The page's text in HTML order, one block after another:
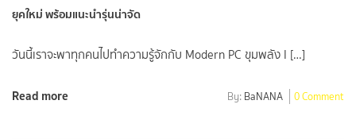
ยุคใหม่ พร้อมแนะนำรุ่นน่าจัด
วันนี้เราจะพาทุกคนไปทำความรู้จักกับ Modern PC ขุมพลัง I […]
Read more By: BaNANA 0 Comment